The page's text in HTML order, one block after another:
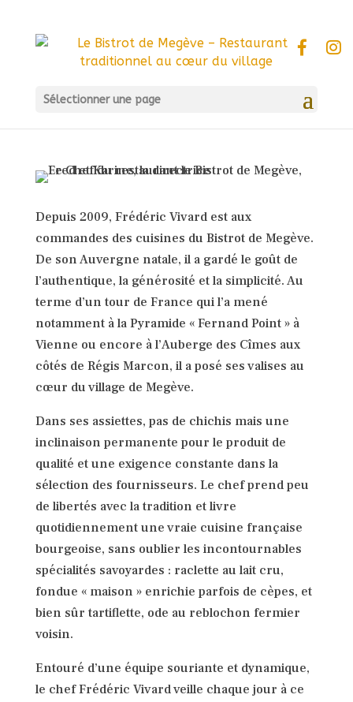
Sélectionner une page
Depuis 2009, Frédéric Vivard est aux
commandes des cuisines du Bistrot de Megève.
De son Auvergne natale, il a gardé le goût de
l’authentique, la générosité et la simplicité. Au
terme d’un tour de France qui l’a mené
notamment à la Pyramide « Fernand Point » à
Vienne ou encore à l’Auberge des Cîmes aux
côtés de Régis Marcon, il a posé ses valises au
cœur du village de Megève.
Dans ses assiettes, pas de chichis mais une
inclinaison permanente pour le produit de
qualité et une exigence constante dans la
sélection des fournisseurs. Le chef prend peu
de libertés avec la tradition et livre
quotidiennement une vraie cuisine française
bourgeoise, sans oublier les incontournables
spécialités savoyardes : raclette au lait cru,
fondue « maison » enrichie parfois de cèpes, et
bien sûr tartiflette, ode au reblochon fermier
voisin.
Entouré d’une équipe souriante et dynamique,
le chef Frédéric Vivard veille chaque jour à ce